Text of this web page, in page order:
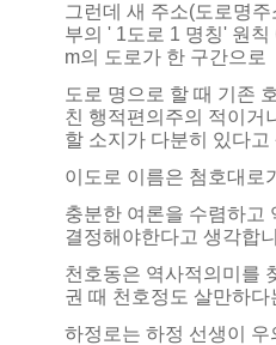
그런데 새 주소(도로명
부의 ' 1도로 1 명칭' 원
m의 도로가 한 구간으로
도로 명으로 할 때 기존
친 행적편의주의 적이거
할 소지가 다분히 있다고
이도로 이름은 첨호대로
충분한 여론을 수렴하고
결정해야한다고 생각합
천호동은 역사적의미를
권 때 천호정도 살만하
하정로는 하정 선생이 우